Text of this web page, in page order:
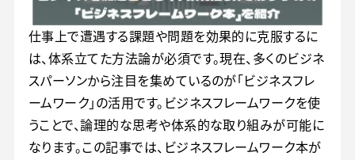
仕事上で遭遇する課題や問題を効果的に克服するに
は、体系立てた方法論が必須です。現在、多くのビジネ
スパーソンから注目を集めているのが「ビジネスフレ
ームワーク」の活用です。ビジネスフレームワークを使
うことで、論理的な思考や体系的な取り組みが可能に
なります。この記事では、ビジネスフレームワーク本が